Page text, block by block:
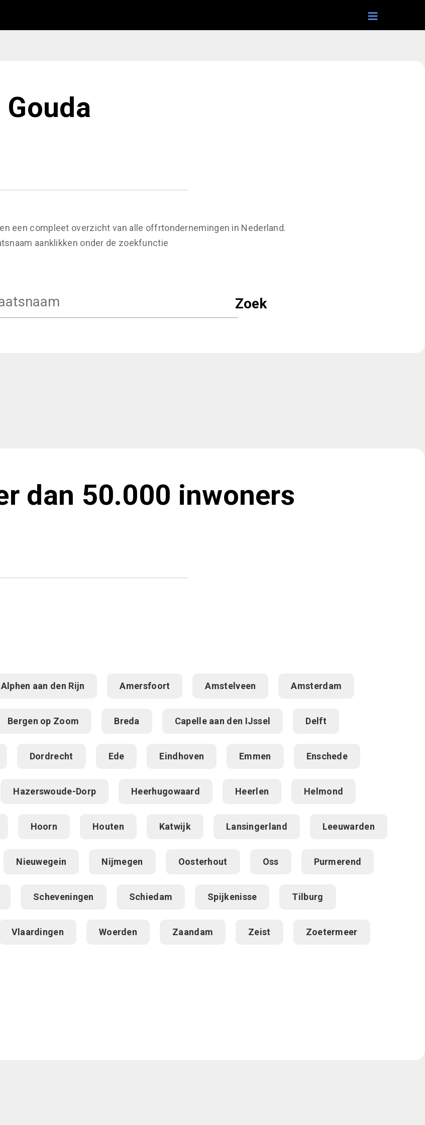
een compleet overzicht van alle offrtondernemingen in Nederland.
aanklikken onder de zoekfunctie
dan 50.000 inwoners
Alphen aan den Rijn Amersfoort Amstelveen Amsterdam
Bergen op Zoom Breda Capelle aan den IJssel Delft
Dordrecht Ede Eindhoven Emmen Enschede
Hazerswoude-Dorp Heerhugowaard Heerlen Helmond
Hoorn Houten Katwijk Lansingerland Leeuwarden
Nieuwegein Nijmegen Oosterhout Oss Purmerend
Scheveningen Schiedam Spijkenisse Tilburg
Vlaardingen Woerden Zaandam Zeist Zoetermeer